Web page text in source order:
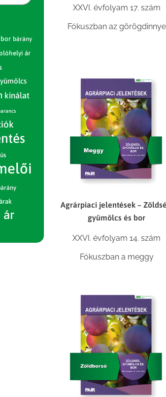
XXVI. évfolyam 17. szám
Fókuszban az görögdinnye
Agrárpiaci jelentések –
gyümölcs és bor
XXVI. évfolyam 14. szám
Fókuszban a meggy
bor bárány
ár
kínálat
ár